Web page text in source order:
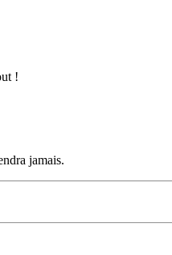
!
jamais.